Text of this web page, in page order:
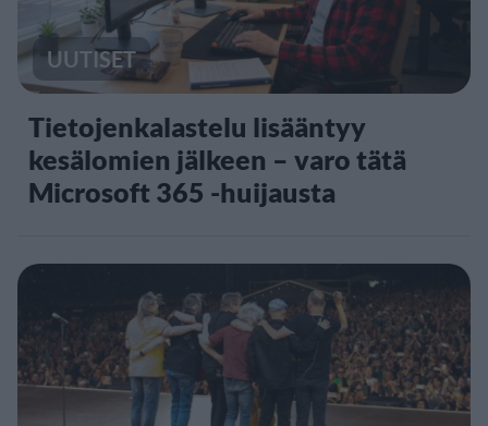
UUTISET
Tietojenkalastelu lisääntyy
kesälomien jälkeen – varo tätä
Microsoft 365 -huijausta